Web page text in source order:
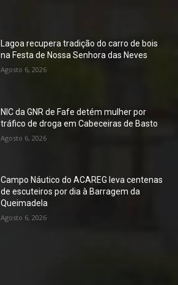
Lagoa recupera tradição do carro de bois
na Festa de Nossa Senhora das Neves
Agosto 6, 2026
NIC da GNR de Fafe detém mulher por
tráfico de droga em Cabeceiras de Basto
Agosto 6, 2026
Campo Náutico do ACAREG leva centenas
de escuteiros por dia à Barragem da
Queimadela
Agosto 6, 2026